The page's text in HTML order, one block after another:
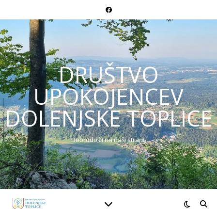
DRUŠTVO
UPOKOJENCEV
DOLENJSKE TOPLICE
Dobrodošli na naši strani!